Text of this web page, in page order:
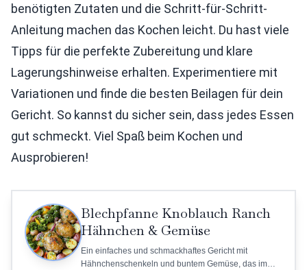
benötigten Zutaten und die Schritt-für-Schritt-
Anleitung machen das Kochen leicht. Du hast viele
Tipps für die perfekte Zubereitung und klare
Lagerungshinweise erhalten. Experimentiere mit
Variationen und finde die besten Beilagen für dein
Gericht. So kannst du sicher sein, dass jedes Essen
gut schmeckt. Viel Spaß beim Kochen und
Ausprobieren!
Blechpfanne Knoblauch Ranch
Hähnchen & Gemüse
Ein einfaches und schmackhaftes Gericht mit
Hähnchenschenkeln und buntem Gemüse, das im